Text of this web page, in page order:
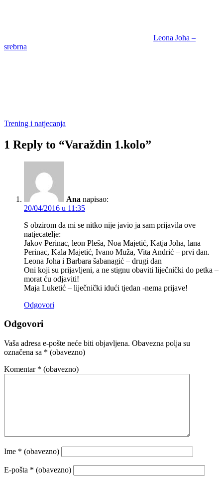
Leona Joha –
srebrna
Trening i natjecanja
1 Reply to “Varaždin 1.kolo”
Ana napisao:
20/04/2016 u 11:35
S obzirom da mi se nitko nije javio ja sam prijavila ove
natjecatelje:
Jakov Perinac, leon Pleša, Noa Majetić, Katja Joha, lana
Perinac, Kala Majetić, Ivano Muža, Vita Andrić – prvi dan.
Leona Joha i Barbara šabanagić – drugi dan
Oni koji su prijavljeni, a ne stignu obaviti liječnički do petka –
morat ću odjaviti!
Maja Luketić – liječnički idući tjedan -nema prijave!
Odgovori
Odgovori
Vaša adresa e-pošte neće biti objavljena. Obavezna polja su
označena sa * (obavezno)
Komentar * (obavezno)
Ime * (obavezno)
E-pošta * (obavezno)